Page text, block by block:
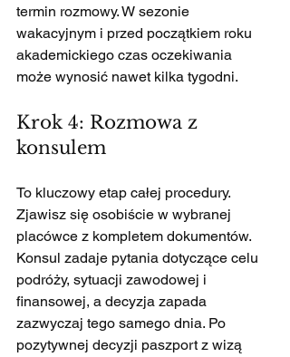
termin rozmowy. W sezonie
wakacyjnym i przed początkiem roku
akademickiego czas oczekiwania
może wynosić nawet kilka tygodni.
Krok 4: Rozmowa z
konsulem
To kluczowy etap całej procedury.
Zjawisz się osobiście w wybranej
placówce z kompletem dokumentów.
Konsul zadaje pytania dotyczące celu
podróży, sytuacji zawodowej i
finansowej, a decyzja zapada
zazwyczaj tego samego dnia. Po
pozytywnej decyzji paszport z wizą